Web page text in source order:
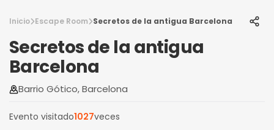
Inicio Escape Room Secretos de la antigua Barcelona
Secretos de la antigua
Barcelona
Barrio Gótico, Barcelona
Evento visitado1027veces